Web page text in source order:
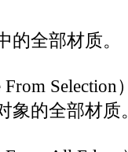
的全部材质。
From Selection
象的全部材质